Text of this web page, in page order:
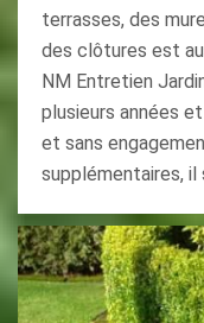
terrasses, des
des clôtures est
NM Entretien
plusieurs années
et sans
supplémentaires, il